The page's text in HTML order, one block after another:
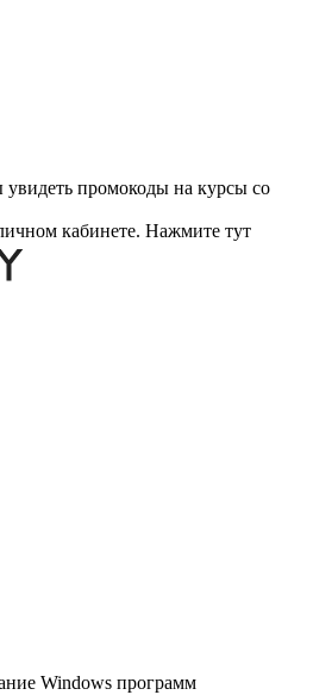
увидеть промокоды на курсы со
кабинете. Нажмите тут
Windows программ